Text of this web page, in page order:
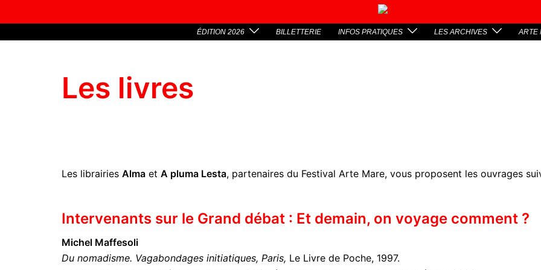
ÉDITION 2026 BILLETTERIE INFOS PRATIQUES LES ARCHIVES ARTE
Les livres
Les librairies Alma et A pluma Lesta, partenaires du Festival Arte Mare, vous proposent les ouvrages
Intervenants sur le Grand débat : Et demain, on voyage comment ?
Michel Maffesoli
Du nomadisme. Vagabondages initiatiques, Paris, Le Livre de Poche, 1997.